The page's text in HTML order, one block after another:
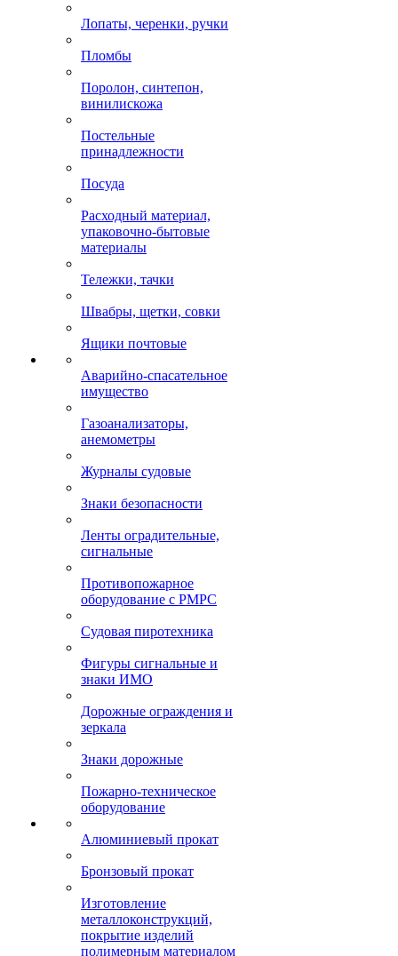
Лопаты, черенки, ручки
Пломбы
Поролон, синтепон,
винилискожа
Постельные
принадлежности
Посуда
Расходный материал,
упаковочно-бытовые
материалы
Тележки, тачки
Швабры, щетки, совки
Ящики почтовые
Аварийно-спасательное
имущество
Газоанализаторы,
анемометры
Журналы судовые
Знаки безопасности
Ленты оградительные,
сигнальные
Противопожарное
оборудование с РМРС
Судовая пиротехника
Фигуры сигнальные и
знаки ИМО
Дорожные ограждения и
зеркала
Знаки дорожные
Пожарно-техническое
оборудование
Алюминиевый прокат
Бронзовый прокат
Изготовление
металлоконструкций,
покрытие изделий
полимерным материалом